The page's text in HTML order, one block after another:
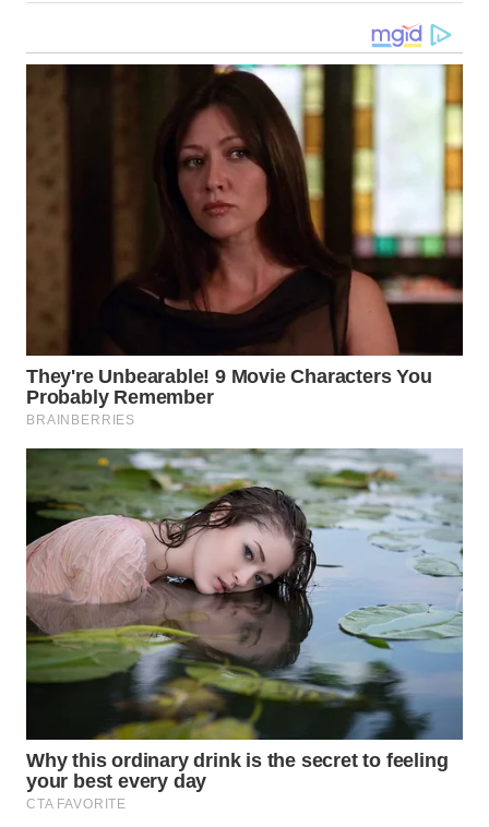
WN
JATIM
KALTENG
WN
KALTARA
WN
KALSEL
WN
KALTIM
WN
SULSEL
WN
SULUT